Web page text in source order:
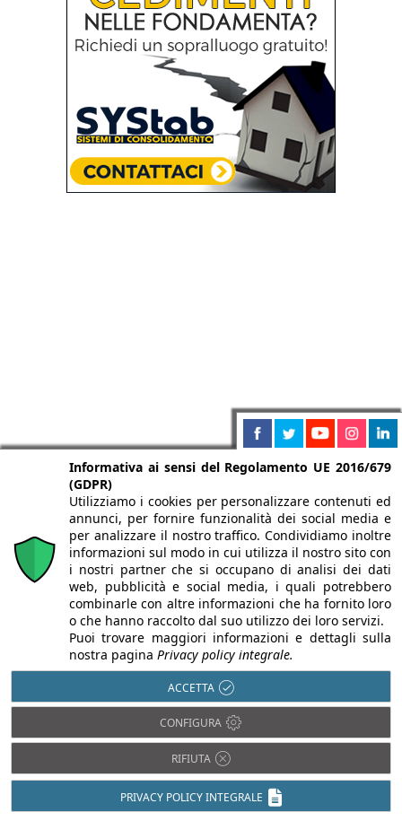
Partnership di
Infobuild
Informativa ai sensi del Regolamento UE 2016/679
(GDPR)
Utilizziamo i cookies per personalizzare contenuti ed
annunci, per fornire funzionalità dei social media e
per analizzare il nostro traffico. Condividiamo inoltre
informazioni sul modo in cui utilizza il nostro sito con
i nostri partner che si occupano di analisi dei dati
web, pubblicità e social media, i quali potrebbero
combinarle con altre informazioni che ha fornito loro
o che hanno raccolto dal suo utilizzo dei loro servizi.
Puoi trovare maggiori informazioni e dettagli sulla
nostra pagina Privacy policy integrale.
ACCETTA
CONFIGURA
RIFIUTA
PRIVACY POLICY INTEGRALE